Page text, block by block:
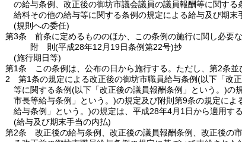
の給与条例、改正後の御坊市議会議員の議員報酬等に関す
給料その他の給与等に関する条例の規定による給与及び期末
(規則への委任)
第3条
前条に定めるもののほか、この条例の施行に関し必要
附 則(平成28年12月19日条例第22号)抄
(施行期日等)
第1条
この条例は、公布の日から施行する。 ただし、第2条並
2
第1条の規定による改正後の御坊市職員給与条例(以下「改
等に関する条例(以下「改正後の議員報酬条例」という。)の
市長等給与条例」という。)の規定及び附則第9条の規定によ
給与条例」という。)の規定は、平成28年4月1日から適用する
(給与及び期末手当の内払)
第2条
改正後の給与条例、改正後の議員報酬条例、改正後の